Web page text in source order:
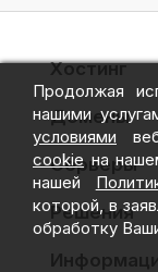
Хостинг
VPS +
VPS +
Облачное
Домены
Перенос
SSL
Серверы
Готовые
Решения
Public
Продолжая
нашими
условиями
cookieна
нашей
которой, в
обработку